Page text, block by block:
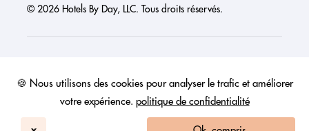
🍪 Nous utilisons des cookies pour analyser le trafic et améliorer
votre expérience. politique de confidentialité
© 2026 Hotels By Day, LLC. Tous droits réservés.
Austria Canada France Germany India Ireland
Israel
Mexico Netherlands Philippines
Singapore